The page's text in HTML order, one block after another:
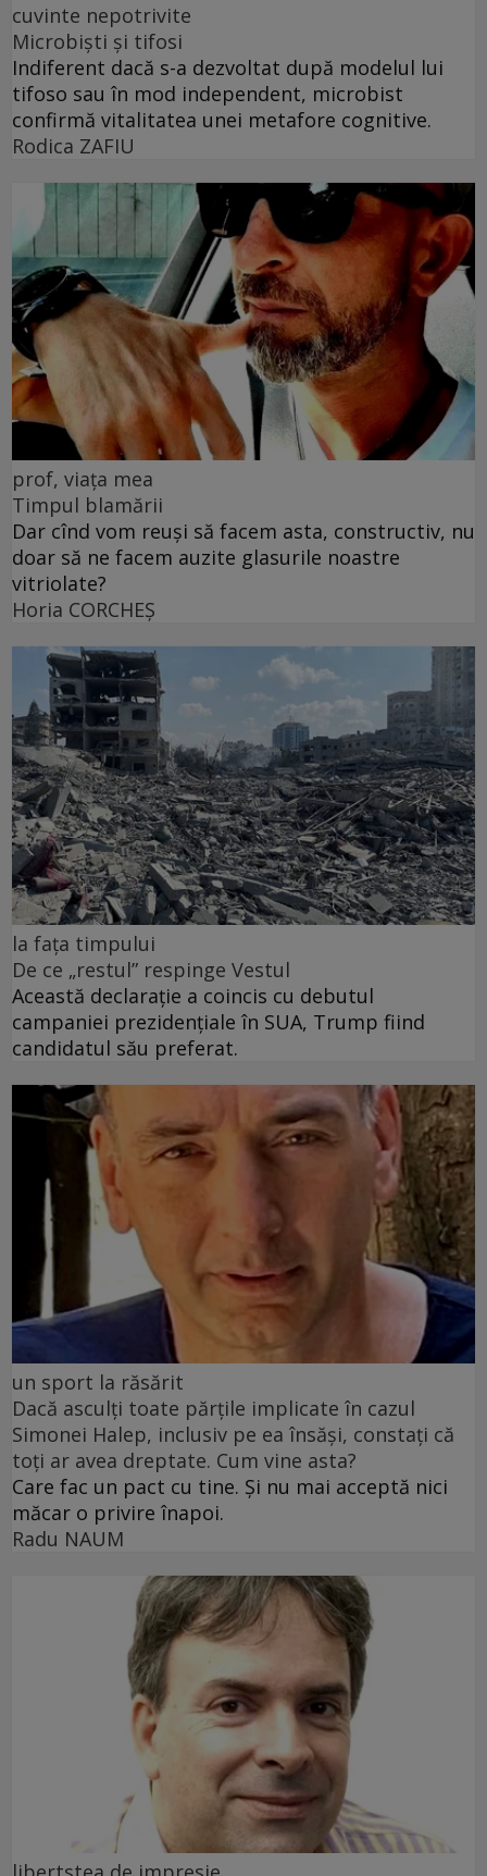
cuvinte nepotrivite
Microbiști și tifosi
Indiferent dacă s-a dezvoltat după modelul lui
tifoso sau în mod independent, microbist
confirmă vitalitatea unei metafore cognitive.
Rodica ZAFIU
prof, viața mea
Timpul blamării
Dar cînd vom reuși să facem asta, constructiv, nu
doar să ne facem auzite glasurile noastre
vitriolate?
Horia CORCHEŞ
la fața timpului
De ce „restul” respinge Vestul
Această declarație a coincis cu debutul
campaniei prezidențiale în SUA, Trump fiind
candidatul său preferat.
un sport la răsărit
Dacă asculți toate părțile implicate în cazul
Simonei Halep, inclusiv pe ea însăși, constați că
toți ar avea dreptate. Cum vine asta?
Care fac un pact cu tine. Și nu mai acceptă nici
măcar o privire înapoi.
Radu NAUM